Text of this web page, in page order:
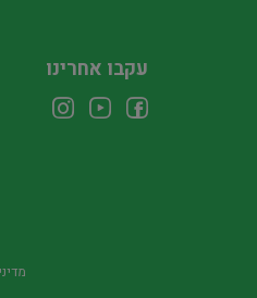
עקבו אחרינו